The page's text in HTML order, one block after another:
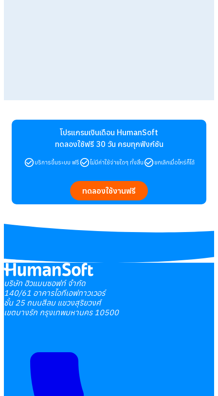
โปรแกรมเงินเดือน HumanSoft
ทดลองใช้ฟรี 30 วัน ครบทุกฟังก์ชัน
บริการขึ้นระบบ ฟรี ไม่มีค่าใช้จ่ายใดๆ ทั้งสิ้น ยกเลิกเมื่อไหร่ก็ได้
ทดลองใช้งานฟรี
บริษัท ฮิวแมนซอฟท์ จำกัด
140/61 อาคารไอทีเอฟทาวเวอร์
ชั้น 25 ถนนสีลม แขวงสุริยวงศ์
เขตบางรัก กรุงเทพมหานคร 10500